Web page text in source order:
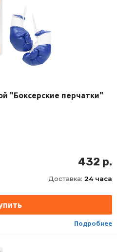
"Боксерские перчатки"
432 р.
Доставка: 24 часа
Подробнее